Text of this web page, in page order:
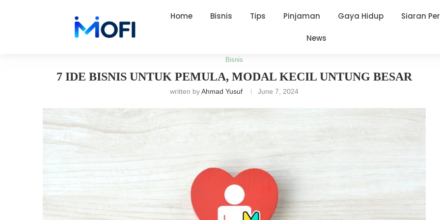
Home Bisnis Tips Pinjaman Gaya Hidup Siaran
News
Bisnis
7 IDE BISNIS UNTUK PEMULA, MODAL KECIL UNTUNG BESAR
written byAhmad Yusuf June 7, 2024